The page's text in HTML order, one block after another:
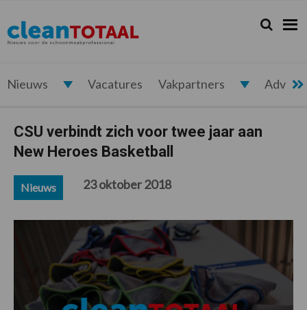
de
hoofdnavigatie
de
hoofd
de
eerste
de
voettekst
Cleantotaal.nl
Het
laatste
voor
schoonmaak
Zoeken...
Zoek
Nieuws Vacatures Vakpartners
CSU verbindt zich voor twee jaar aan
New Heroes Basketball
Nieuws 23 oktober 2018